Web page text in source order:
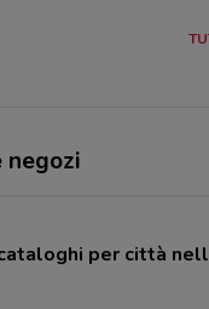
per città